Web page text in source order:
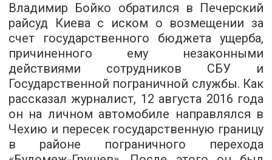
Владимир Бойко обратился в Печерский
райсуд Киева с иском о возмещении за
счет государственного бюджета ущерба,
причиненного ему незаконными
действиями сотрудников СБУ и
Государственной пограничной службы. Как
рассказал журналист, 12 августа 2016 года
он на личном автомобиле направлялся в
Чехию и пересек государственную границу
в районе пограничного перехода